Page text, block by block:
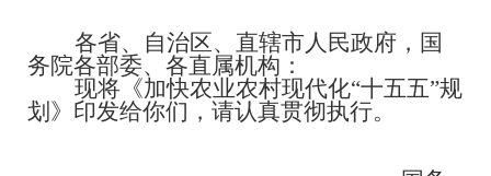
各省、自治区、直辖市人民政府，国
务院各部委、各直属机构：
现将《加快农业农村现代化“十五五”规
划》印发给你们，请认真贯彻执行。